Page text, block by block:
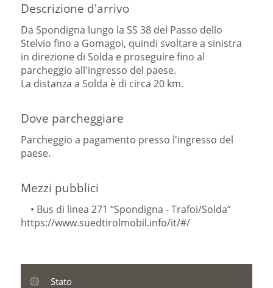
Descrizione d'arrivo
Da Spondigna lungo la SS 38 del Passo dello
Stelvio fino a Gomagoi, quindi svoltare a sinistra
in direzione di Solda e proseguire fino al
parcheggio all'ingresso del paese.
La distanza a Solda è di circa 20 km.
Dove parcheggiare
Parcheggio a pagamento presso l'ingresso del
paese.
Mezzi pubblici
• Bus di linea 271 ‘‘Spondigna - Trafoi/Solda”
https://www.suedtirolmobil.info/it/#/
Stato